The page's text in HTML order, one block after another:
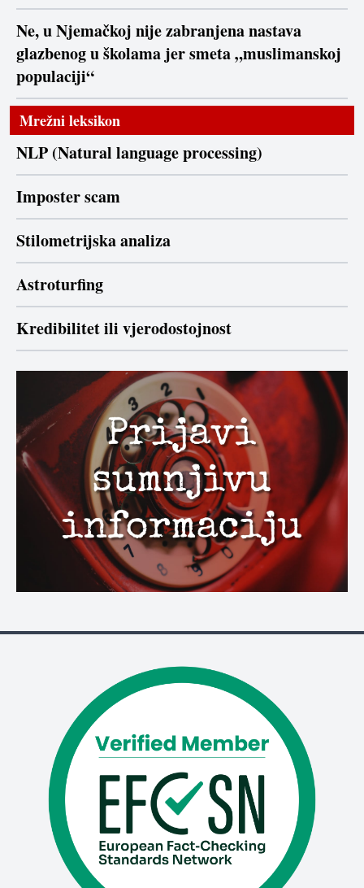
Ne, u Njemačkoj nije zabranjena nastava
glazbenog u školama jer smeta „muslimanskoj
populaciji“
Mrežni leksikon
NLP (Natural language processing)
Imposter scam
Stilometrijska analiza
Astroturfing
Kredibilitet ili vjerodostojnost